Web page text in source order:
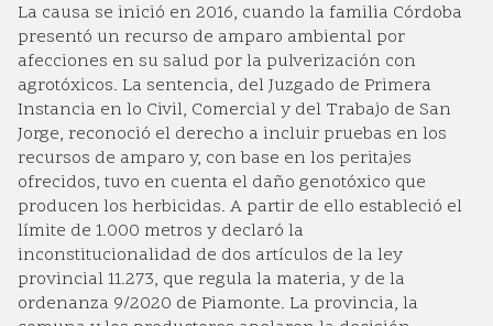
La causa se inició en 2016, cuando la familia Córdoba
presentó un recurso de amparo ambiental por
afecciones en su salud por la pulverización con
agrotóxicos. La sentencia, del Juzgado de Primera
Instancia en lo Civil, Comercial y del Trabajo de San
Jorge, reconoció el derecho a incluir pruebas en los
recursos de amparo y, con base en los peritajes
ofrecidos, tuvo en cuenta el daño genotóxico que
producen los herbicidas. A partir de ello estableció el
límite de 1.000 metros y declaró la
inconstitucionalidad de dos artículos de la ley
provincial 11.273, que regula la materia, y de la
ordenanza 9/2020 de Piamonte. La provincia, la